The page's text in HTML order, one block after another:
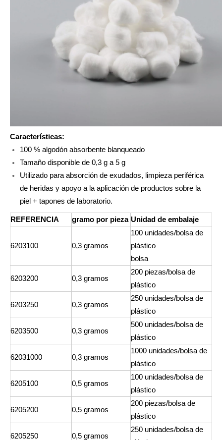
Rollo de lana de algodón absorbente mezclada de 500 g
Rollo de Algodón Médico Quirúrgico Absorbente 500g
Características:
100 % algodón absorbente blanqueado
Tamaño disponible de 0,3 g a 5 g
Utilizado para absorción de exudados, limpieza periférica
de heridas y apoyo a la aplicación de productos sobre la
piel + tapones de laboratorio.
REFERENCIA gramo por pieza Unidad de embalaje
6203100 0,3 gramos
100 unidades/bolsa de
plástico
bolsa
6203200 0,3 gramos
200 piezas/bolsa de
plástico
6203250 0,3 gramos
250 unidades/bolsa de
plástico
6203500 0,3 gramos
500 unidades/bolsa de
plástico
62031000 0,3 gramos
1000 unidades/bolsa de
plástico
6205100 0,5 gramos
100 unidades/bolsa de
plástico
6205200 0,5 gramos
200 piezas/bolsa de
plástico
6205250 0,5 gramos
250 unidades/bolsa de